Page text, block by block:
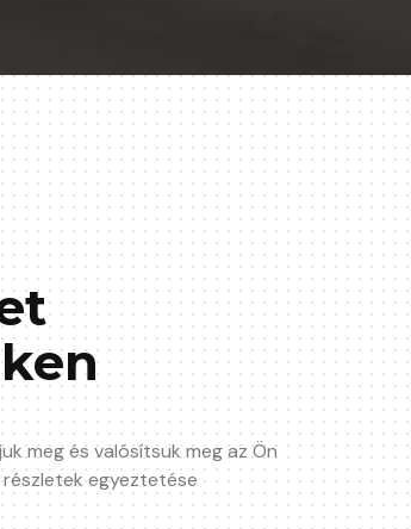
meg és valósítsuk meg az Ön
egyeztetése